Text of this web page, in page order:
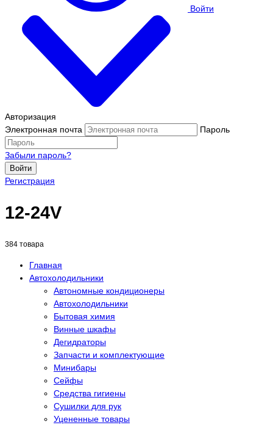
Войти
Авторизация
Электронная почта
Пароль
Забыли пароль?
Войти
Регистрация
12-24V
384 товара
Главная
Автохолодильники
Автономные кондиционеры
Автохолодильники
Бытовая химия
Винные шкафы
Дегидраторы
Запчасти и комплектующие
Минибары
Сейфы
Средства гигиены
Сушилки для рук
Уцененные товары